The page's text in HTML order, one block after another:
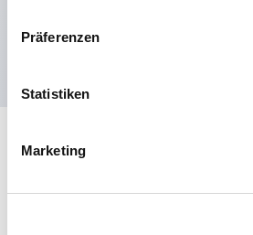
Präferenzen
Statistiken
Marketing
Finger-sichere (IP20)
Dokumente und Dateien